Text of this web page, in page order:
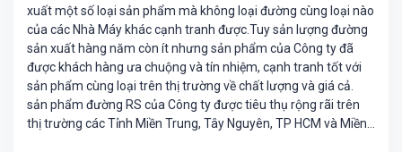
xuất một số loại sản phẩm mà không loại đường cùng loại nào
của các Nhà Máy khác cạnh tranh được.Tuy sản lượng đường
sản xuất hàng năm còn ít nhưng sản phẩm của Công ty đã
được khách hàng ưa chuộng và tín nhiệm, cạnh tranh tốt với
sản phẩm cùng loại trên thị trường về chất lượng và giá cả.
sản phẩm đường RS của Công ty được tiêu thụ rộng rãi trên
thị trường các Tỉnh Miền Trung, Tây Nguyên, TP HCM và Miền